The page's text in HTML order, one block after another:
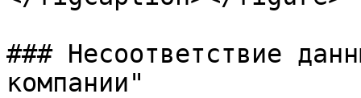
### Несоответствие
компании"